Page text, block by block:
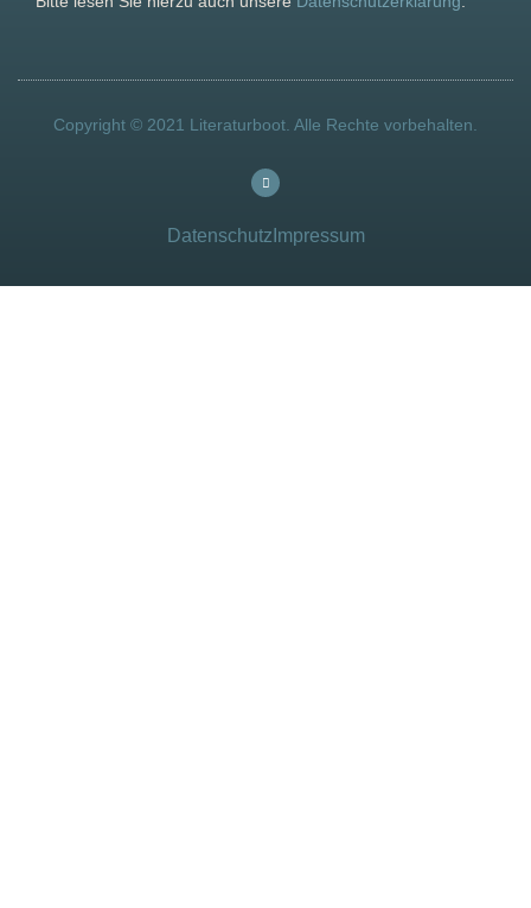
Copyright © 2021 Literaturboot. Alle Rechte vorbehalten.
Datenschutz Impressum